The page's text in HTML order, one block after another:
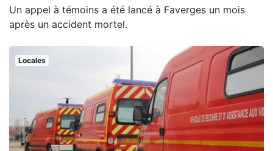
Un appel à témoins a été lancé à Faverges un mois
après un accident mortel.
Locales